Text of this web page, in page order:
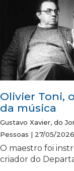
Olivier Toni,
da música
Gustavo Xavier, do
Pessoas | 27/05/2026
O maestro foi
criador do